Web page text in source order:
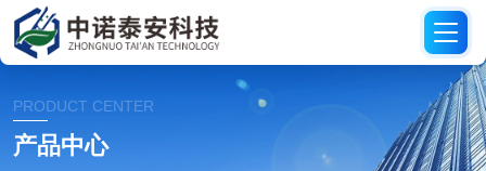
PRODUCT CENTER
产品中心